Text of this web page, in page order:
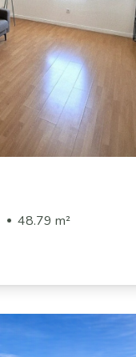
48.79 m²